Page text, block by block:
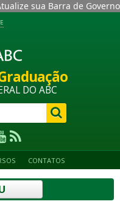
sua Barra de Governo
DO ABC
CONTATOS